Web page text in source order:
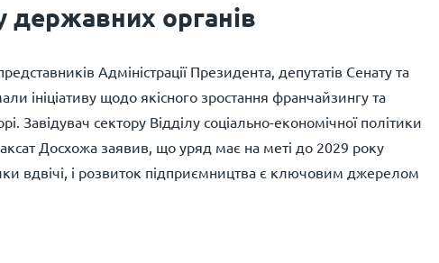
державних органів
Адміністрації Президента, депутатів Сенату та
ініціативу щодо якісного зростання франчайзингу та
Завідувач сектору Відділу соціально-економічної політики
Досхожа заявив, що уряд має на меті до 2029 року
вдвічі, і розвиток підприємництва є ключовим джерелом